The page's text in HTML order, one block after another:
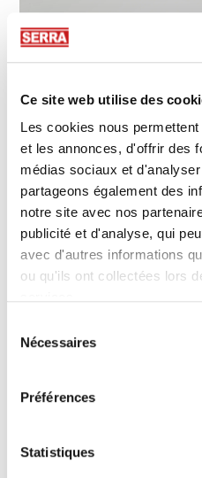
Ce site web utilise des
Les cookies nous
et les annonces, d'offrir des
médias sociaux et
partageons également des
notre site avec nos
publicité et d'analyse, qui
avec d'autres informations
ou qu'ils ont collectées lors
Nécessaires
Préférences
Statistiques
Nos versions de
Parmi les différentes
ruban SERRA, vous
Lames de scie dentées :
produits en vue de
scie dentée, avoyée et
dureté supérieure